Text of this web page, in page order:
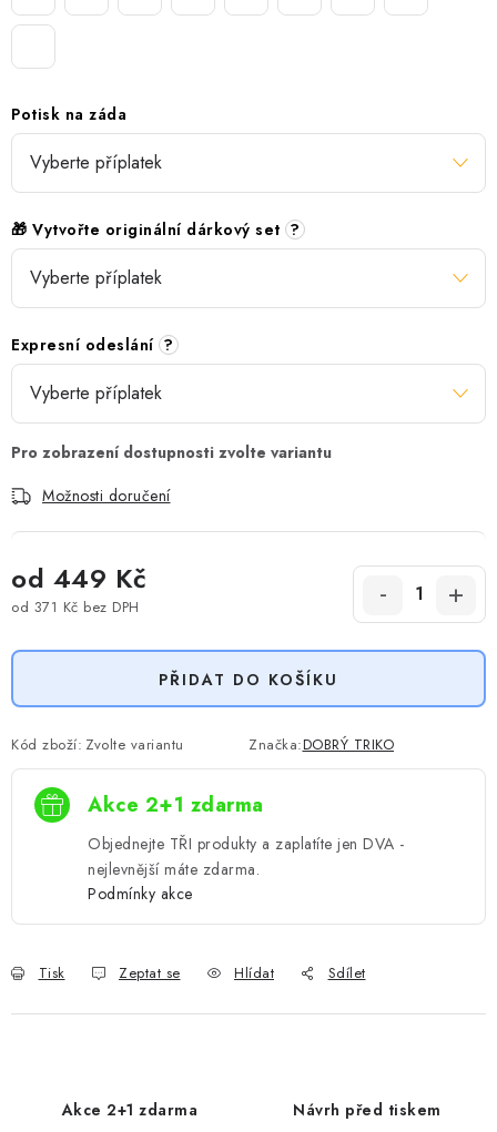
Potisk na záda
🎁 Vytvořte originální dárkový set ?
Expresní odeslání ?
Možnosti doručení
od 449 Kč
od 371 Kč bez DPH
PŘIDAT DO KOŠÍKU
Kód zboží: Zvolte variantu Značka:DOBRÝ TRIKO
Akce 2+1 zdarma
Objednejte TŘI produkty a zaplatíte jen DVA -
nejlevnější máte zdarma.
Podmínky akce
Tisk Zeptat se Hlídat Sdílet
Akce 2+1 zdarma Návrh před tiskem